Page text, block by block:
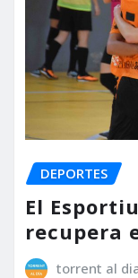
DEPORTES
El
recupera
torrent al